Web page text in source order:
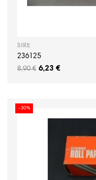
SIRE
236125
8,90 € 6,23 €
-30%